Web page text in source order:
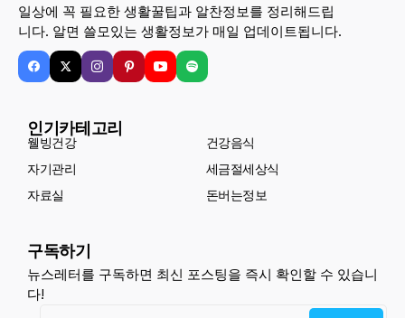
일상에 꼭 필요한 생활꿀팁과 알찬정보를 정리해드립
니다. 알면 쓸모있는 생활정보가 매일 업데이트됩니다.
인기카테고리
웰빙건강
건강음식
자기관리
세금절세상식
자료실
돈버는정보
구독하기
뉴스레터를 구독하면 최신 포스팅을 즉시 확인할 수 있습니
다!